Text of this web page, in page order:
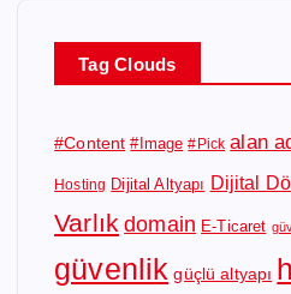
Tag Clouds
#Content #Image #Pick alan
Hosting Dijital Altyapı Dijital
Varlık domain E-Ticaret
güvenlik güçlü altyapı